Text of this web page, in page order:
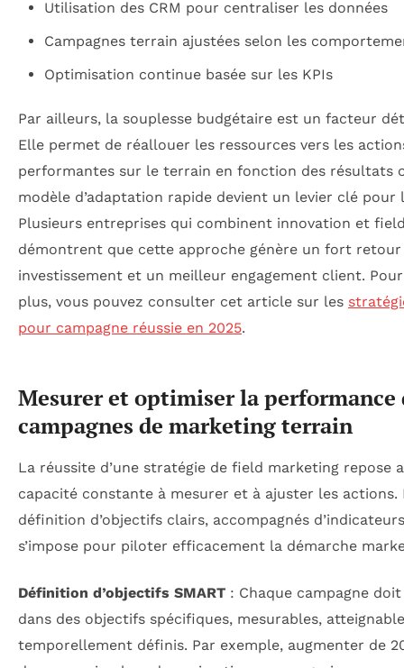
Utilisation des CRM pour centraliser les données
Campagnes terrain ajustées selon les
Optimisation continue basée sur les KPIs
Par ailleurs, la souplesse budgétaire est un facteur
Elle permet de réallouer les ressources vers les
performantes sur le terrain en fonction des résultats
modèle d’adaptation rapide devient un levier clé pour
Plusieurs entreprises qui combinent innovation et
démontrent que cette approche génère un fort
investissement et un meilleur engagement client.
plus, vous pouvez consulter cet article sur les
pour campagne réussie en 2025.
Mesurer et optimiser la performance
campagnes de marketing terrain
La réussite d’une stratégie de field marketing repose
capacité constante à mesurer et à ajuster les actions.
définition d’objectifs clairs, accompagnés
s’impose pour piloter efficacement la démarche
Définition d’objectifs SMART : Chaque campagne doit
dans des objectifs spécifiques, mesurables,
temporellement définis. Par exemple, augmenter de